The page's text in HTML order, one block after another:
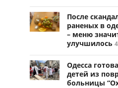
После
раненых в
– меню
улучшилось
Одесса
детей из
больницы